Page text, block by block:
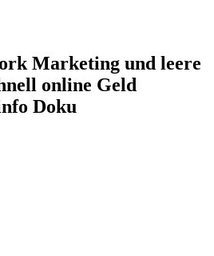
Marketing und leere
online Geld
Doku